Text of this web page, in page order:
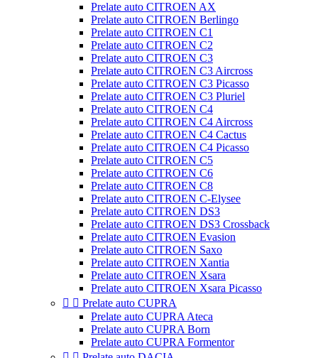
Prelate auto CITROEN AX
Prelate auto CITROEN Berlingo
Prelate auto CITROEN C1
Prelate auto CITROEN C2
Prelate auto CITROEN C3
Prelate auto CITROEN C3 Aircross
Prelate auto CITROEN C3 Picasso
Prelate auto CITROEN C3 Pluriel
Prelate auto CITROEN C4
Prelate auto CITROEN C4 Aircross
Prelate auto CITROEN C4 Cactus
Prelate auto CITROEN C4 Picasso
Prelate auto CITROEN C5
Prelate auto CITROEN C6
Prelate auto CITROEN C8
Prelate auto CITROEN C-Elysee
Prelate auto CITROEN DS3
Prelate auto CITROEN DS3 Crossback
Prelate auto CITROEN Evasion
Prelate auto CITROEN Saxo
Prelate auto CITROEN Xantia
Prelate auto CITROEN Xsara
Prelate auto CITROEN Xsara Picasso
  Prelate auto CUPRA
Prelate auto CUPRA Ateca
Prelate auto CUPRA Born
Prelate auto CUPRA Formentor